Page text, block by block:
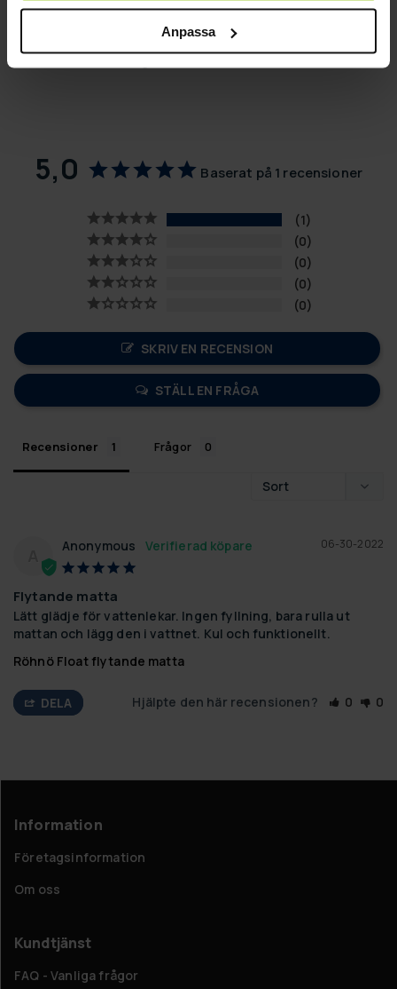
Anpassa
Färg: orange/gul
Storlek: 200 x 100cm
5,0 Baserat på 1 recensioner
1
0
0
0
0
SKRIV EN RECENSION
STÄLL EN FRÅGA
Recensioner Frågor
06-30-2022
Anonymous
Flytande matta
Lätt glädje för vattenlekar. Ingen fyllning, bara rulla ut
mattan och lägg den i vattnet. Kul och funktionellt.
Röhnö Float flytande matta
DELA Hjälpte den här recensionen? 0 0
Information
Företagsinformation
Om oss
Kundtjänst
FAQ - Vanliga frågor